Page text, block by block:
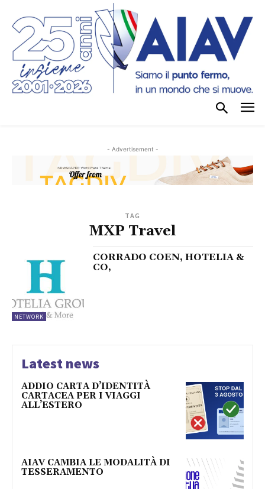
- Advertisement -
TAG
MXP Travel
NETWORK
CORRADO COEN, HOTELIA &
CO,
Latest news
ADDIO CARTA D’IDENTITÀ
CARTACEA PER I VIAGGI
ALL’ESTERO
AIAV CAMBIA LE MODALITÀ DI
TESSERAMENTO